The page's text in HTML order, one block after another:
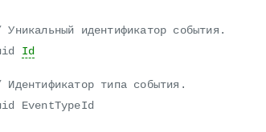
идентификатор события.
Id
типа события.
EventTypeId